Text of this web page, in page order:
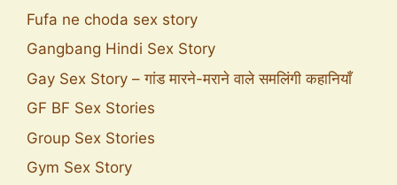
Fufa ne choda sex story
Gangbang Hindi Sex Story
Gay Sex Story – गांड मारने-मराने वाले समलिंगी कहानियाँ
GF BF Sex Stories
Group Sex Stories
Gym Sex Story